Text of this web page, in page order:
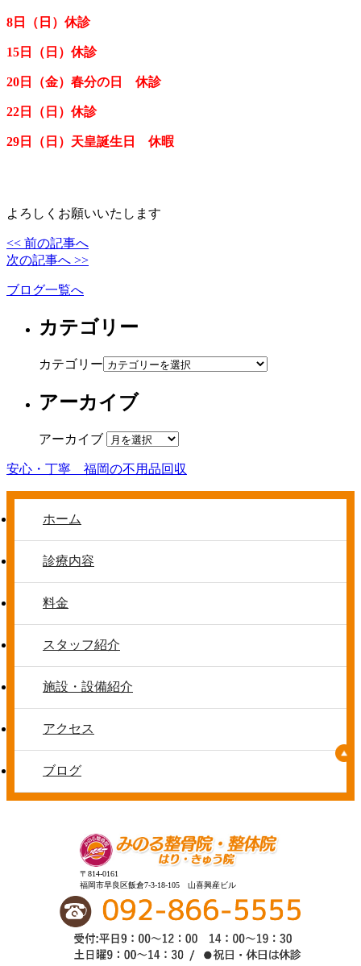
8日（日）休診
15 日（日）休診
20 日（金）春分の日 休診
22 日（日）休診
29日（日）天皇誕生日 休暇
よろしくお願いいたします
<< 前の記事へ
次の記事へ >>
ブログ一覧へ
カテゴリー
カテゴリー
アーカイブ
アーカイブ
安心・丁寧 福岡の不用品回収
ホーム
診療内容
料金
スタッフ紹介
施設・設備紹介
アクセス
ブログ
〒814-0161
福岡市早良区飯倉7-3-18-105 山喜興産ビル